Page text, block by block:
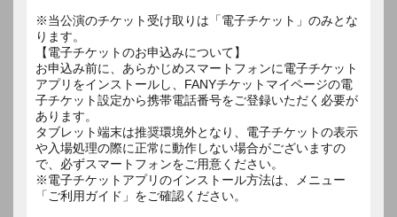
※当公演のチケット受け取りは「電子チケット」のみとな
ります。
【電子チケットのお申込みについて】
お申込み前に、あらかじめスマートフォンに電子チケット
アプリをインストールし、FANYチケットマイページの電
子チケット設定から携帯電話番号をご登録いただく必要が
あります。
タブレット端末は推奨環境外となり、電子チケットの表示
や入場処理の際に正常に動作しない場合がございますの
で、必ずスマートフォンをご用意ください。
※電子チケットアプリのインストール方法は、メニュー
「ご利用ガイド」をご確認ください。